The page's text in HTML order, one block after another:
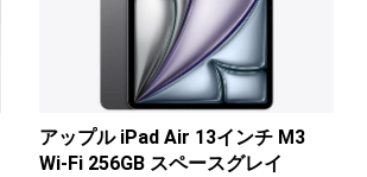
アップル iPad Air 13インチ M3
Wi-Fi 256GB スペースグレイ